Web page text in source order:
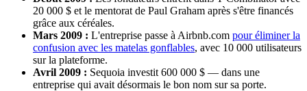
20 000 $ et le mentorat de Paul Graham après s'être financés
grâce aux céréales.
Mars 2009 : L'entreprise passe à Airbnb.com pour éliminer la
confusion avec les matelas gonflables, avec 10 000 utilisateurs
sur la plateforme.
Avril 2009 : Sequoia investit 600 000 $ — dans une
entreprise qui avait désormais le bon nom sur sa porte.